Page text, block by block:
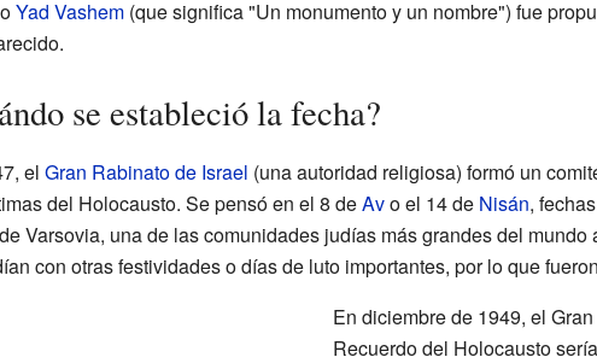
Yad Vashem(que significa "Un monumento y un nombre") fue
se estableció la fecha?
el Gran Rabinato de Israel (una autoridad religiosa) formó un
del Holocausto. Se pensó en el 8 deAvo el 14 de Nisán,
Varsovia, una de las comunidades judías más grandes del
con otras festividades o días de luto importantes, por lo que
En diciembre de 1949, el
Recuerdo del Holocausto